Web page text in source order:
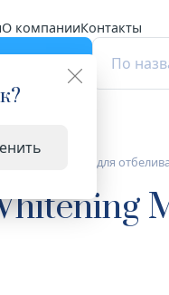
О компанииКонтакты
По
?
Средства для